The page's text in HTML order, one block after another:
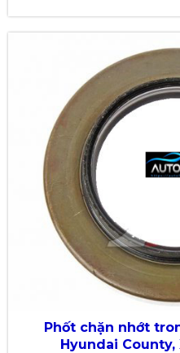
Phốt chặn nhớt
Hyundai County,